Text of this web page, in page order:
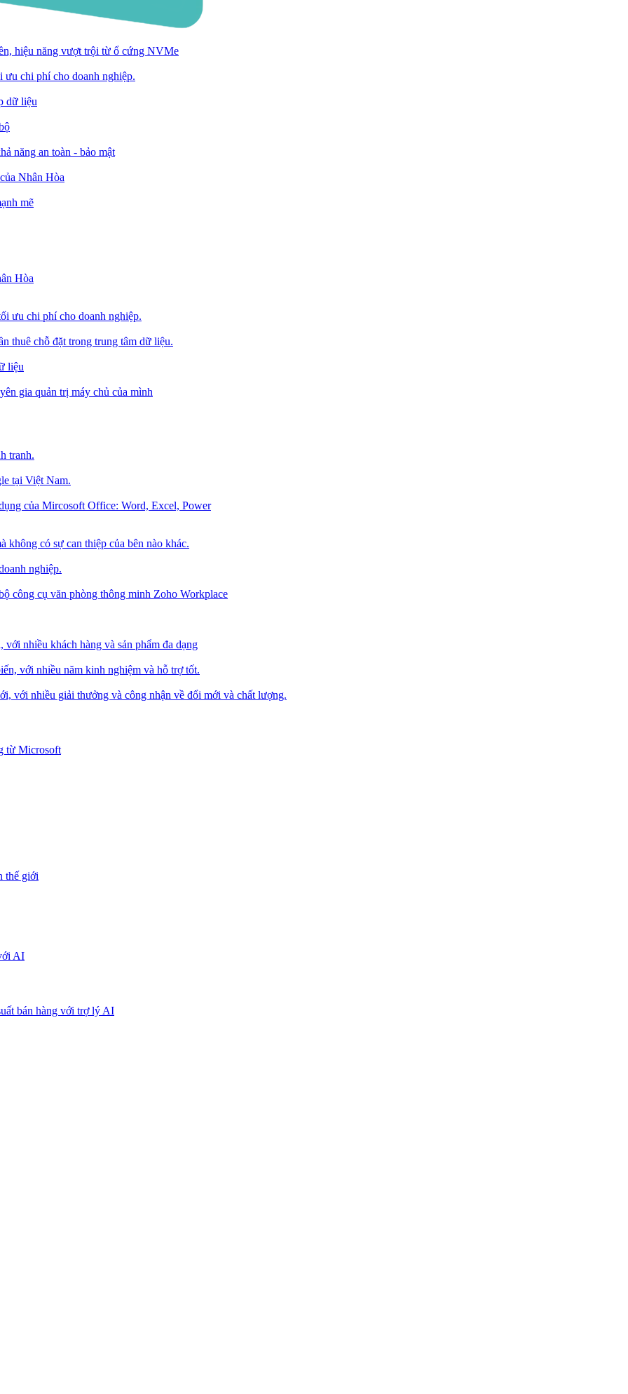
hiệu năng vượt trội từ ổ cứng NVMe
ưu chi phí cho doanh nghiệp.
dữ liệu
năng an toàn - bảo mật
Nhân Hòa
mẽ
Hòa
ưu chi phí cho doanh nghiệp.
thuê chỗ đặt trong trung tâm dữ liệu.
liệu
gia quản trị máy chủ của mình
tranh.
tại Việt Nam.
của Mircosoft Office: Word, Excel, Power
không có sự can thiệp của bên nào khác.
nghiệp.
công cụ văn phòng thông minh Zoho Workplace
nhiều khách hàng và sản phẩm đa dạng
với nhiều năm kinh nghiệm và hỗ trợ tốt.
với nhiều giải thưởng và công nhận về đổi mới và chất lượng.
từ Microsoft
thế giới
AI
bán hàng với trợ lý AI